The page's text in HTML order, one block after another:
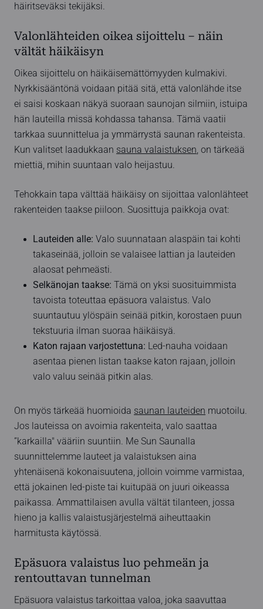
häiritseväksi tekijäksi.
Valonlähteiden oikea sijoittelu – näin
vältät häikäisyn
Oikea sijoittelu on häikäisemättömyyden kulmakivi.
Nyrkkisääntönä voidaan pitää sitä, että valonlähde itse
ei saisi koskaan näkyä suoraan saunojan silmiin, istuipa
hän lauteilla missä kohdassa tahansa. Tämä vaatii
tarkkaa suunnittelua ja ymmärrystä saunan rakenteista.
Kun valitset laadukkaan sauna valaistuksen , on tärkeää
miettiä, mihin suuntaan valo heijastuu.
Tehokkain tapa välttää häikäisy on sijoittaa valonlähteet
rakenteiden taakse piiloon. Suosittuja paikkoja ovat:
Lauteiden alle: Valo suunnataan alaspäin tai kohti
takaseinää, jolloin se valaisee lattian ja lauteiden
alaosat pehmeästi.
Selkänojan taakse: Tämä on yksi suosituimmista
tavoista toteuttaa epäsuora valaistus. Valo
suuntautuu ylöspäin seinää pitkin, korostaen puun
tekstuuria ilman suoraa häikäisyä.
Katon rajaan varjostettuna: Led-nauha voidaan
asentaa pienen listan taakse katon rajaan, jolloin
valo valuu seinää pitkin alas.
On myös tärkeää huomioida saunan lauteiden muotoilu.
Jos lauteissa on avoimia rakenteita, valo saattaa
”karkailla" vääriin suuntiin. Me Sun Saunalla
suunnittelemme lauteet ja valaistuksen aina
yhtenäisenä kokonaisuutena, jolloin voimme varmistaa,
että jokainen led-piste tai kuitupää on juuri oikeassa
paikassa. Ammattilaisen avulla vältät tilanteen, jossa
hieno ja kallis valaistusjärjestelmä aiheuttaakin
harmitusta käytössä.
Epäsuora valaistus luo pehmeän ja
rentouttavan tunnelman
Epäsuora valaistus tarkoittaa valoa, joka saavuttaa